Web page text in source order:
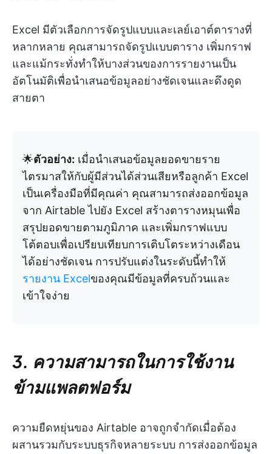
Excel มีตัวเลือกการจัดรูปแบบและเลย์เอาต์ตารางที่
หลากหลาย คุณสามารถจัดรูปแบบตาราง เพิ่มกราฟ
และแม้กระทั่งทำให้บางส่วนของการรายงานเป็น
อัตโนมัติเพื่อนำเสนอข้อมูลอย่างชัดเจนและดึงดูด
สายตา
🌟ตัวอย่าง: เมื่อนำเสนอข้อมูลยอดขายราย
ไตรมาสให้กับผู้มีส่วนได้ส่วนเสียหรือลูกค้า Excel
เป็นเครื่องมือที่มีคุณค่า คุณสามารถส่งออกข้อมูล
จาก Airtable ไปยัง Excel สร้างตารางหมุนเพื่อ
สรุปยอดขายตามภูมิภาค และเพิ่มกราฟแบบ
โต้ตอบเพื่อเปรียบเทียบการเติบโตระหว่างเดือน
ได้อย่างชัดเจน การปรับแต่งในระดับนี้ทำให้
รายงาน Excelของคุณมีข้อมูลที่ครบถ้วนและ
เข้าใจง่าย
3. ความสามารถในการใช้งาน
ข้ามแพลตฟอร์ม
ความยืดหยุ่นของ Airtable อาจถูกจำกัดเมื่อต้อง
ผสานรวมกับระบบธุรกิจหลายระบบ การส่งออกข้อมูล